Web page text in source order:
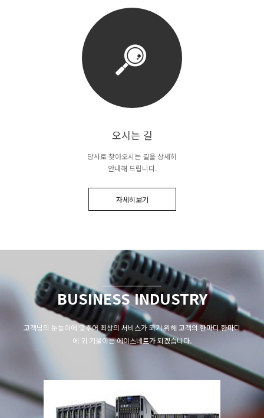
오시는 길
당사로 찾아오시는 길을 상세히
안내해 드립니다.
자세히보기
BUSINESS INDUSTRY
고객님의 눈높이에 맞추어 최상의 서비스가 되기 위해고객의 한마디 한마디
에 귀 기울이는 에이스네트가 되겠습니다.